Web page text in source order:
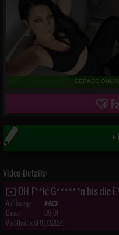
GERADE
Video-Details:
OH F**k! G******n bis die
Auflösung:
Dauer:
06:01
Veröffentlicht 11.03.2026